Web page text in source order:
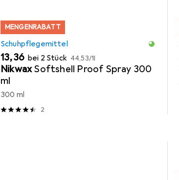
MENGENRABATT
Schuhpflegemittel
EUR
13,36 bei 2 Stück EUR
44,53/1l
NikwaxSoftshell Proof Spray 300
ml
300 ml
2